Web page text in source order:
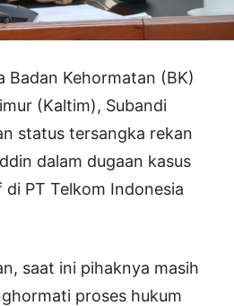
Badan Kehormatan (BK)
(Kaltim), Subandi
status tersangka rekan
dalam dugaan kasus
PT Telkom Indonesia
saat ini pihaknya masih
proses hukum